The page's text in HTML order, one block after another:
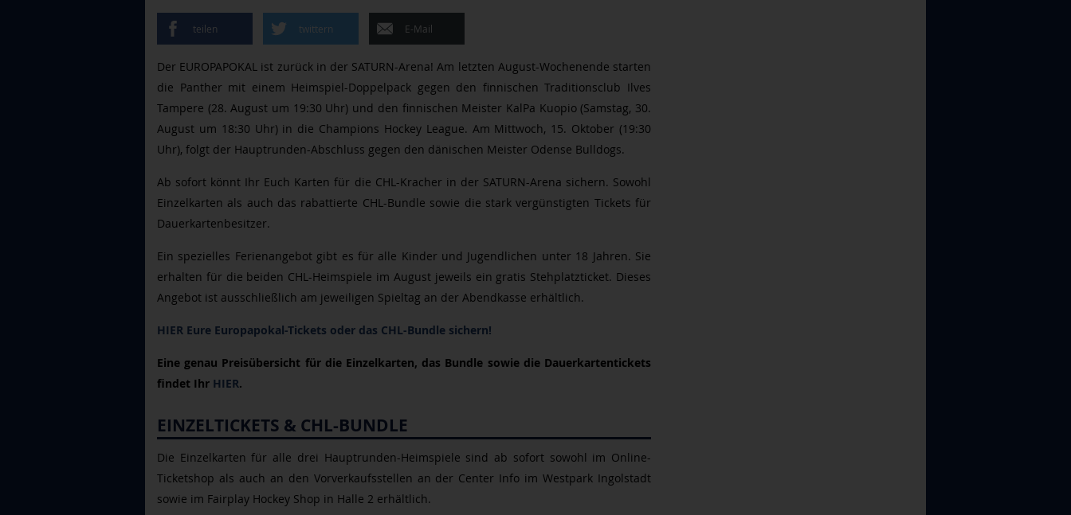
teilen twittern E-Mail
Der EUROPAPOKAL ist zurück in der SATURN-Arena! Am letzten August-Wochenende starten
die Panther mit einem Heimspiel-Doppelpack gegen den finnischen Traditionsclub Ilves
Tampere (28. August um 19:30 Uhr) und den finnischen Meister KalPa Kuopio (Samstag, 30.
August um 18:30 Uhr) in die Champions Hockey League. Am Mittwoch, 15. Oktober (19:30
Uhr), folgt der Hauptrunden-Abschluss gegen den dänischen Meister Odense Bulldogs.
Ab sofort könnt Ihr Euch Karten für die CHL-Kracher in der SATURN-Arena sichern. Sowohl
Einzelkarten als auch das rabattierte CHL-Bundle sowie die stark vergünstigten Tickets für
Dauerkartenbesitzer.
Ein spezielles Ferienangebot gibt es für alle Kinder und Jugendlichen unter 18 Jahren. Sie
erhalten für die beiden CHL-Heimspiele im August jeweils ein gratis Stehplatzticket. Dieses
Angebot ist ausschließlich am jeweiligen Spieltag an der Abendkasse erhältlich.
HIER Eure Europapokal-Tickets oder das CHL-Bundle sichern!
Eine genau Preisübersicht für die Einzelkarten, das Bundle sowie die Dauerkartentickets
findet Ihr HIER.
EINZELTICKETS & CHL-BUNDLE
Die Einzelkarten für alle drei Hauptrunden-Heimspiele sind ab sofort sowohl im Online-
Ticketshop als auch an den Vorverkaufsstellen an der Center Info im Westpark Ingolstadt
sowie im Fairplay Hockey Shop in Halle 2 erhältlich.